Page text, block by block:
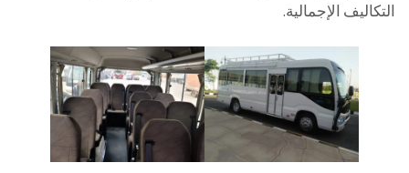
التكاليف الإجمالية.